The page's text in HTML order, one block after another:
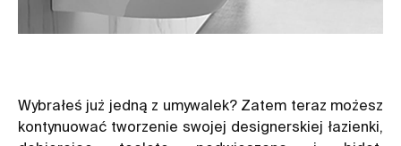
Wybrałeś już jedną z umywalek? Zatem teraz możesz
kontynuować tworzenie swojej designerskiej łazienki,